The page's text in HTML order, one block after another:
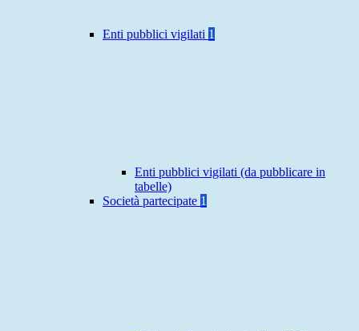
Enti pubblici vigilati 1
Enti pubblici vigilati (da pubblicare in
tabelle)
Società partecipate 1